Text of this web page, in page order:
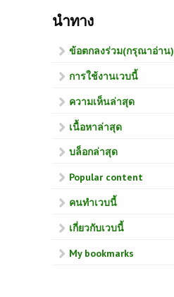
นำทาง
ข้อตกลงร่วม(กรุณาอ่าน)
การใช้งานเวบนี้
ความเห็นล่าสุด
เนื้อหาล่าสุด
บล็อกล่าสุด
Popular content
คนทำเวบนี้
เกี่ยวกับเวบนี้
My bookmarks